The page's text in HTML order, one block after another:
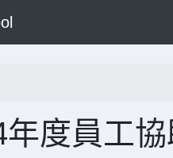
度員工